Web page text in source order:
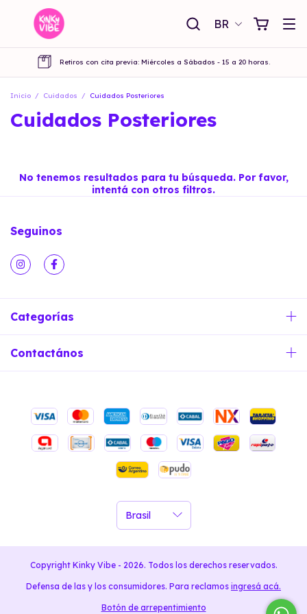
BR
Retiros con cita previa: Miércoles a Sábados - 15 a 20 horas.
Inicio / Cuidados / Cuidados Posteriores
Cuidados Posteriores
No tenemos resultados para tu búsqueda. Por favor,
intentá con otros filtros.
Seguinos
Categorías
Contactános
Copyright Kinky Vibe - 2026. Todos los derechos reservados.
Defensa de las y los consumidores. Para reclamos ingresá acá.
Botón de arrepentimiento